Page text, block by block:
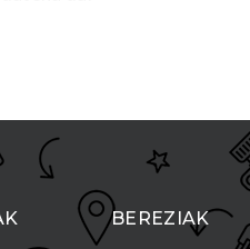
BEREZIAK